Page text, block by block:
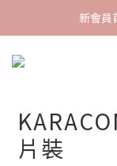
新會員
新會員
I-
新會員
片裝